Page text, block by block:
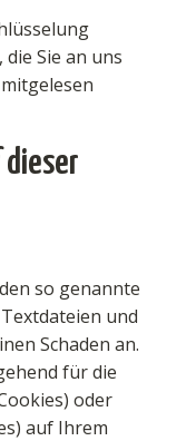
Sie an uns
dieser
so genannte
und
Schaden an.
für die
oder
auf Ihrem